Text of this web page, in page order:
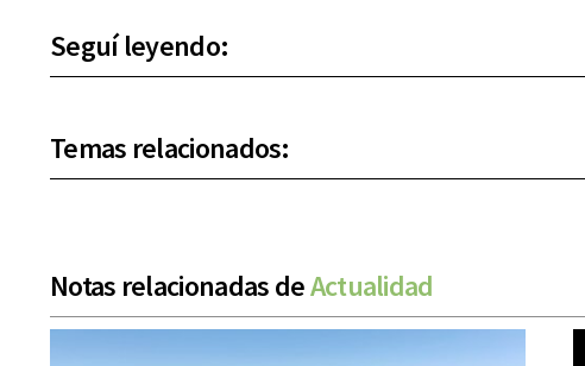
Seguí leyendo:
Temas relacionados:
Notas relacionadas deActualidad